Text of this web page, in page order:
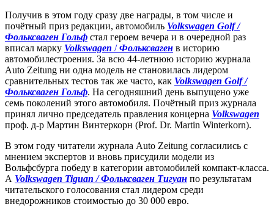
Получив в этом году сразу две награды, в том числе и
почётный приз редакции, автомобиль Volkswagen Golf /
Фольксваген Гольф стал героем вечера и в очередной раз
вписал марку Volkswagen /Фольксваген в историю
автомобилестроения. За всю 44-летнюю историю журнала
Auto Zeitung ни одна модель не становилась лидером
сравнительных тестов так же часто, как Volkswagen Golf /
Фольксваген Гольф. На сегодняшний день выпущено уже
семь поколений этого автомобиля. Почётный приз журнала
принял лично председатель правления концерна Volkswagen
проф. д-р Мартин Винтеркорн (Prof. Dr. Martin Winterkorn).
В этом году читатели журнала Auto Zeitung согласились с
мнением экспертов и вновь присудили модели из
Вольфсбурга победу в категории автомобилей компакт-класса.
А Volkswagen Tiguan / Фольксваген Тигуан по результатам
читательского голосования стал лидером среди
внедорожников стоимостью до 30 000 евро.